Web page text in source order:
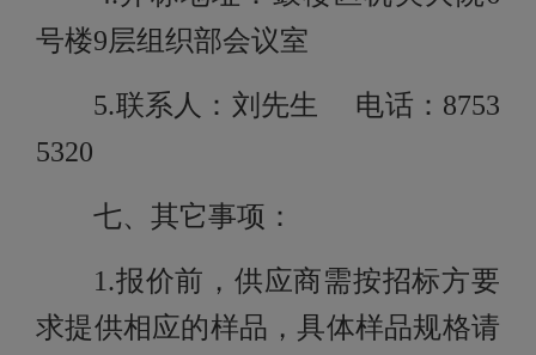
号楼9层组织部会议室
5.联系人：刘先生 电话：8753
5320
七、其它事项：
1.报价前，供应商需按招标方要
求提供相应的样品，具体样品规格请